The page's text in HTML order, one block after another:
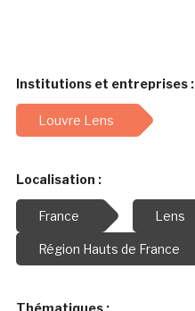
Institutions et entreprises :
Louvre Lens
Localisation :
France Lens
Région Hauts de France